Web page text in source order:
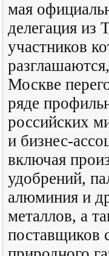
мая
делегация из
участников
Москве
ряде
российских
и бизнес-
включая
удобрений,
алюминия и
металлов, а
поставщиков